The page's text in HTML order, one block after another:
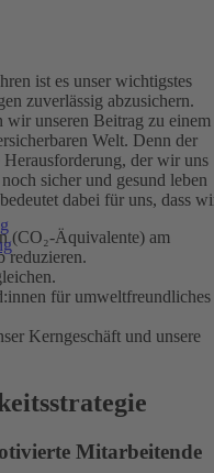
ist es unser wichtigstes
zuverlässig abzusichern.
unseren Beitrag zu einem
Welt. Denn der
der wir uns
sicher und gesund leben
dabei für uns, dass
(CO₂-Äquivalente) am
reduzieren.
für umweltfreundliches
Kerngeschäft und unsere
Mitarbeitende